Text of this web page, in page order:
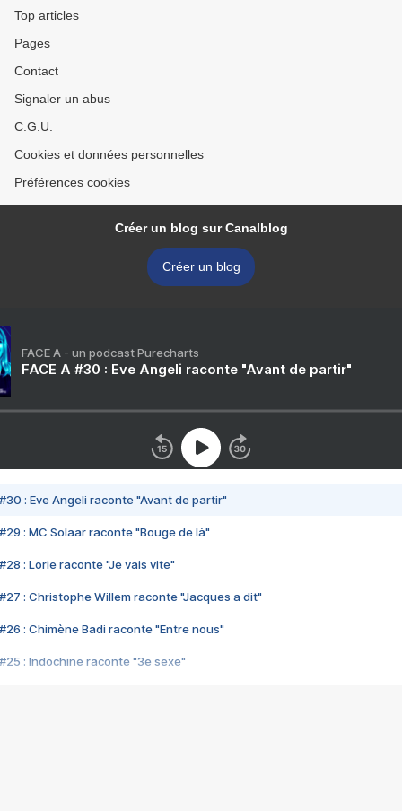
Top articles
Pages
Contact
Signaler un abus
C.G.U.
Cookies et données personnelles
Préférences cookies
Créer un blog sur Canalblog
Créer un blog
FACE A - un podcast Purecharts
FACE A #30 : Eve Angeli raconte "Avant de partir"
#30 : Eve Angeli raconte "Avant de partir"
#29 : MC Solaar raconte "Bouge de là"
#28 : Lorie raconte "Je vais vite"
#27 : Christophe Willem raconte "Jacques a dit"
#26 : Chimène Badi raconte "Entre nous"
#25 : Indochine raconte "3e sexe"